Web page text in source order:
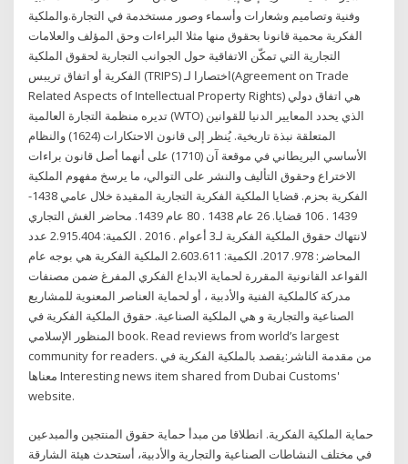
وفنية وتصاميم وشعارات وأسماء وصور مستخدمة في التجارة.والملكية
الفكرية محمية قانونا بحقوق منها مثلا البراءات وحق المؤلف والعلامات
التجارية التي تمكّن الاتفاقية حول الجوانب التجارية لحقوق الملكية
الفكرية أو اتفاق تريبس (TRIPS) اختصارا لـ(Agreement on Trade
Related Aspects of Intellectual Property Rights) هي اتفاق دولي
تديره منظمة التجارة العالمية (WTO) الذي يحدد المعايير الدنيا للقوانين
المتعلقة نبذة تاريخية. يُنظر إلى قانون الاحتكارات (1624) والنظام
الأساسي البريطاني في موقعة آن (1710) على أنهما أصل قانون براءات
الاختراع وحقوق التأليف والنشر على التوالي، ما يرسخ مفهوم الملكية
الفكرية بحزم. قضايا الملكية الفكرية التجارية المقيدة خلال عامي 1438-
1439 . 106 قضايا. 26 عام 1438 . 80 عام 1439. محاضر الغش التجاري
لانتهاك حقوق الملكية الفكرية لـ3 أعوام . 2016 . الكمية: 2.915.404 عدد
المحاضر: 978. 2017. الكمية: 2.603.611 الملكية الفكرية هي بوجه عام
القواعد القانونية المقررة لحماية الابداع الفكري المفرغ ضمن مصنفات
مدركة كالملكية الفنية والأدبية ، أو لحماية العناصر المعنوية للمشاريع
الصناعية والتجارية و هي الملكية الصناعية. حقوق الملكية الفكرية في
المنظور الإسلامي book. Read reviews from world’s largest
community for readers. من مقدمة الناشر:يقصد بالملكية الفكرية في
معناها Interesting news item shared from Dubai Customs'
website.
حماية الملكية الفكرية. انطلاقا من مبدأ حماية حقوق المنتجين والمبدعين
في مختلف النشاطات الصناعية والتجارية والأدبية، أستحدث هيئة الشارقة